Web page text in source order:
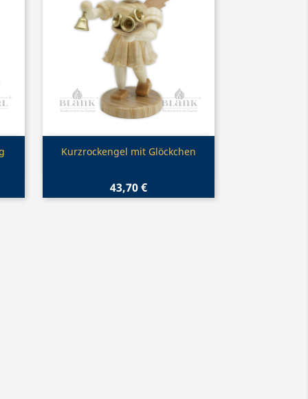
Vorschau
Kurzrockengel mit Glöckchen
43,70 €